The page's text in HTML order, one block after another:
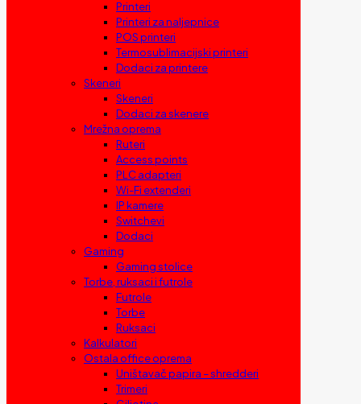
Printeri
Printeri za naljepnice
POS printeri
Termosublimacijski printeri
Dodaci za printere
Skeneri
Skeneri
Dodaci za skenere
Mrežna oprema
Ruteri
Access points
PLC adapteri
Wi-Fi extenderi
IP kamere
Switchevi
Dodaci
Gaming
Gaming stolice
Torbe, ruksaci i futrole
Futrole
Torbe
Ruksaci
Kalkulatori
Ostala office oprema
Uništavač papira – shredderi
Trimeri